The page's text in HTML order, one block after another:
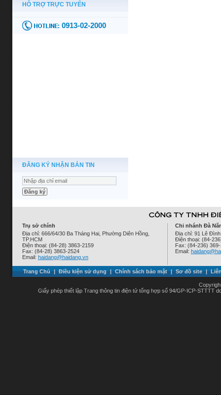
ĐĂNG KÝ NHẬN BẢN TIN
Trụ sở chính
Địa chỉ: 666/64/30 Ba Tháng Hai, Phường Diên Hồng,
TP.HCM
Điện thoại: (84-28) 3863-2159
Fax: (84-28) 3863-2524
Email: haidang@haidang.vn
Chi nhánh Đà
Địa chỉ: 91 Lê
Điện thoại: (84-
Fax: (84-236)
Email:
Trang Chủ | Điều kiện sử dụng | Chính sách bảo mật | Sơ đồ site |
Giấy phép thiết lập Trang thông tin điện tử tổng hợp số 94/GP-ICP-STTTT